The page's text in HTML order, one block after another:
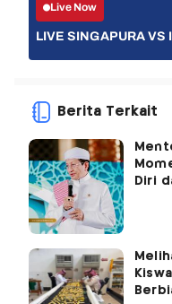
Live Now
LIVE SINGAPURA VS
Berita Terkait
Diri